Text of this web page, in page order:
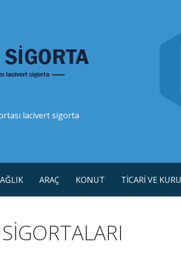
lacivert sigorta
ARAÇ KONUT TİCARİ VE